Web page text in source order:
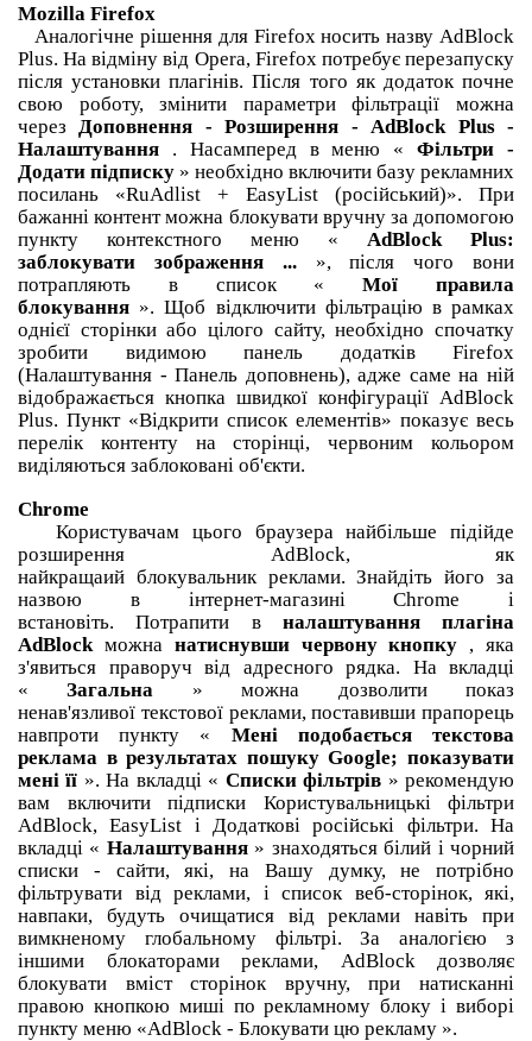
Mozilla Firefox
Аналогічне рішення для Firefox носить назву AdBlock
Plus.На відміну від Opera, Firefox потребує перезапуску
після установки плагінів.Після того як додаток почне
свою роботу, змінити параметри фільтрації можна
через Доповнення - Розширення - AdBlock Plus -
Налаштування . Насамперед в меню «Фільтри -
Додати підписку » необхідно включити базу рекламних
посилань «RuAdlist + EasyList (російський)». При
бажанні контент можна блокувати вручну за допомогою
пункту контекстного меню « AdBlock Plus:
заблокувати зображення ... », після чого вони
потрапляють в список «Мої правила
блокування ».Щоб відключити фільтрацію в рамках
однієї сторінки або цілого сайту, необхідно спочатку
зробити видимою панель додатків Firefox
(Налаштування - Панель доповнень), адже саме на ній
відображається кнопка швидкої конфігурації AdBlock
Plus. Пункт «Відкрити список елементів» показує весь
перелік контенту на сторінці, червоним кольором
виділяються заблоковані об'єкти.
Chrome
Користувачам цього браузера найбільше підійде
розширення AdBlock, як
найкращаий блокувальник реклами.Знайдіть його за
назвою в інтернет-магазині Chrome і
встановіть.Потрапити в налаштування плагіна
AdBlock можна натиснувши червону кнопку , яка
з'явиться праворуч від адресного рядка. На вкладці
«Загальна » можна дозволити показ
ненав'язливої текстової реклами, поставивши прапорець
навпроти пункту « Мені подобається текстова
реклама в результатах пошуку Google; показувати
мені її ».На вкладці « Списки фільтрів » рекомендую
вам включити підписки Користувальницькі фільтри
AdВlock, EasyList і Додаткові російські фільтри. На
вкладці « Налаштування » знаходяться білий і чорний
списки - сайти, які, на Вашу думку, не потрібно
фільтрувати від реклами, і список веб-сторінок, які,
навпаки, будуть очищатися від реклами навіть при
вимкненому глобальному фільтрі.За аналогією з
іншими блокаторами реклами, AdBlock дозволяє
блокувати вміст сторінок вручну, при натисканні
правою кнопкою миші по рекламному блоку і виборі
пункту меню «AdBlock - Блокувати цю рекламу ».